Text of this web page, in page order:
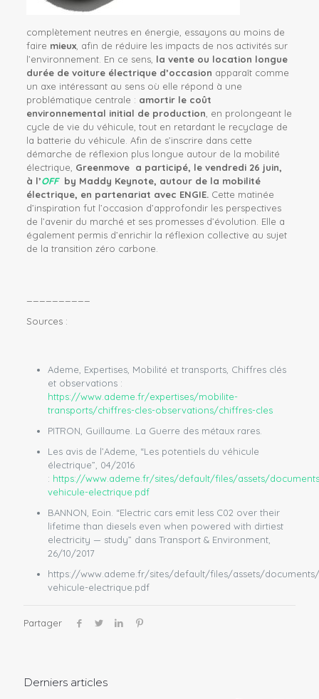
complètement neutres en énergie, essayons au moins de
faire mieux, afin de réduire les impacts de nos activités sur
l’environnement. En ce sens, la vente ou location longue
durée de voiture électrique d’occasion apparaît comme
un axe intéressant au sens où elle répond à une
problématique centrale : amortir le coût
environnemental initial de production , en prolongeant le
cycle de vie du véhicule, tout en retardant le recyclage de
la batterie du véhicule. Afin de s’inscrire dans cette
démarche de réflexion plus longue autour de la mobilité
électrique, Greenmove a participé, le vendredi 26 juin,
à l’OFF by Maddy Keynote, autour de la mobilité
électrique, en partenariat avec ENGIE. Cette matinée
d’inspiration fut l’occasion d’approfondir les perspectives
de l’avenir du marché et ses promesses d’évolution. Elle a
également permis d’enrichir la réflexion collective au sujet
de la transition zéro carbone.
Sources :
Ademe, Expertises, Mobilité et transports, Chiffres clés
et observations :
https://www.ademe.fr/expertises/mobilite-
transports/chiffres-cles-observations/chiffres-cles
PITRON, Guillaume. La Guerre des métaux rares.
Les avis de l’Ademe, “Les potentiels du véhicule
électrique”, 04/2016
: https://www.ademe.fr/sites/default/files/assets/
vehicule-electrique.pdf
BANNON, Eoin. “Electric cars emit less C02 over their
lifetime than diesels even when powered with dirtiest
electricity — study” dans Transport & Environment,
26/10/2017
https://www.ademe.fr/sites/default/files/assets/
vehicule-electrique.pdf
Partager
Derniers articles